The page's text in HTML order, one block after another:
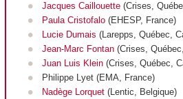
Jacques Caillouette (Crises,
Paula Cristofalo(EHESP, France)
Lucie Dumais (Larepps, Québec,
Jean-Marc Fontan(Crises,
Juan Luis Klein (Crises, Québec,
Philippe Lyet (EMA, France)
Nadège Lorquet(Lentic, Belgique)